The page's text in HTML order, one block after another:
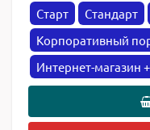
Старт Стандарт
Корпоративный
Интернет-магазин